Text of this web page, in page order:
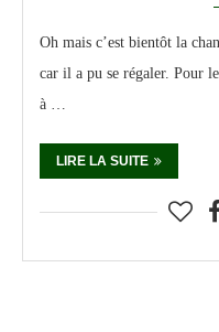
Oh mais c’est bientôt la
car il a pu se régaler. Pour
à …
LIRE LA SUITE